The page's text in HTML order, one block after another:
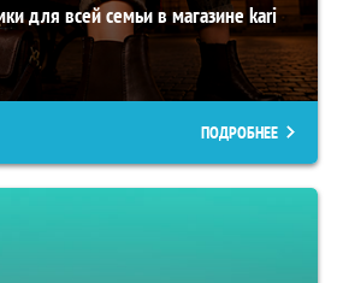
для всей семьи в магазине kari
ПОДРОБНЕЕ